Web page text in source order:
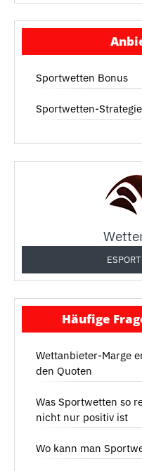
Sportwetten Bonus
Sportwetten-Strategie
Häufige
Wettanbieter-Marge
den Quoten
Was Sportwetten so
nicht nur positiv ist
Wo kann man